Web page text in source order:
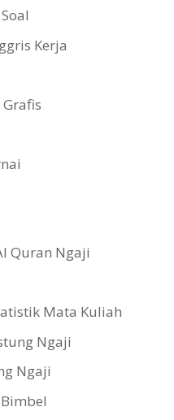
Kerja
Quran Ngaji
Mata Kuliah
Ngaji
Ngaji